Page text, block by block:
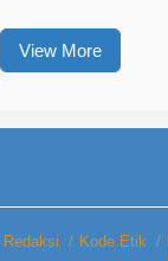
View More
Redaksi Kode Etik